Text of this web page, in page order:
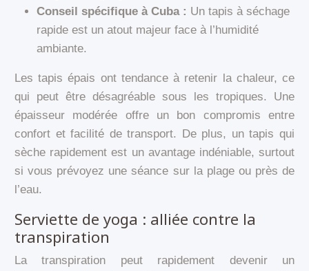
Conseil spécifique à Cuba : Un tapis à séchage
rapide est un atout majeur face à l’humidité
ambiante.
Les tapis épais ont tendance à retenir la chaleur, ce
qui peut être désagréable sous les tropiques. Une
épaisseur modérée offre un bon compromis entre
confort et facilité de transport. De plus, un tapis qui
sèche rapidement est un avantage indéniable, surtout
si vous prévoyez une séance sur la plage ou près de
l’eau.
Serviette de yoga : alliée contre la
transpiration
La transpiration peut rapidement devenir un